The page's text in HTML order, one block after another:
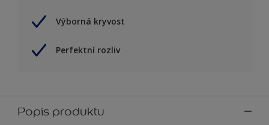
Výborná kryvost
Perfektní rozliv
Popis produktu